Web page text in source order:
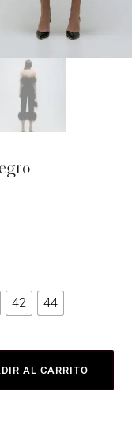
42 44
AL CARRITO